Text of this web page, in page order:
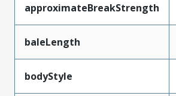
approximateBreakStrength
baleLength
bodyStyle